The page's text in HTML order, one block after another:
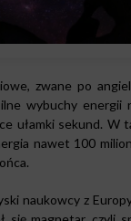
zwane po
wybuchy energii
ułamki sekund. W
nawet 100
naukowcy z